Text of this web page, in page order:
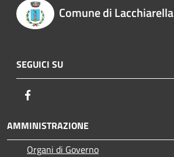
Comune di Lacchiarella
SEGUICI SU
AMMINISTRAZIONE
Organi di Governo